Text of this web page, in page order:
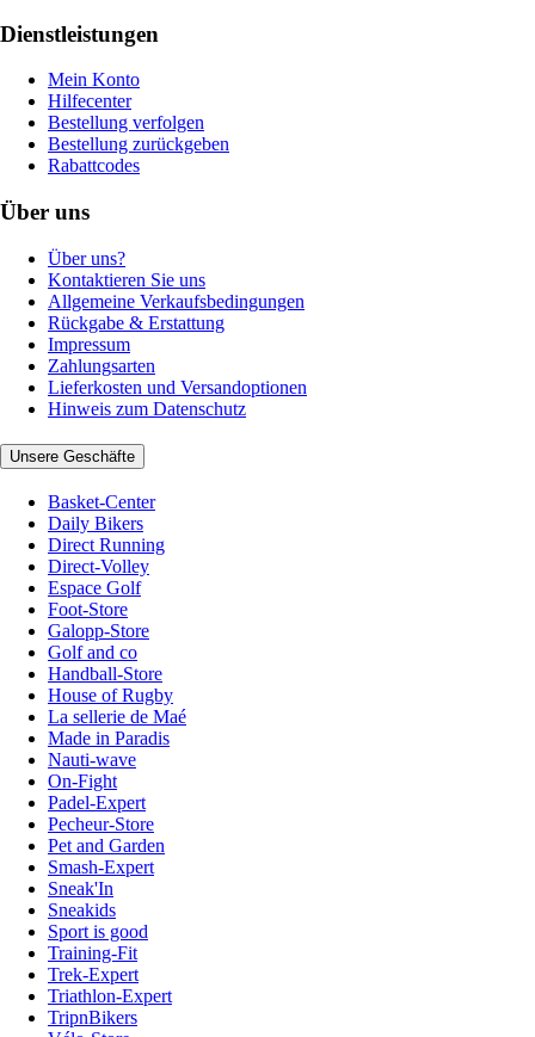
Dienstleistungen
Mein Konto
Hilfecenter
Bestellung verfolgen
Bestellung zurückgeben
Rabattcodes
Über uns
Über uns?
Kontaktieren Sie uns
Allgemeine Verkaufsbedingungen
Rückgabe & Erstattung
Impressum
Zahlungsarten
Lieferkosten und Versandoptionen
Hinweis zum Datenschutz
Unsere Geschäfte
Basket-Center
Daily Bikers
Direct Running
Direct-Volley
Espace Golf
Foot-Store
Galopp-Store
Golf and co
Handball-Store
House of Rugby
La sellerie de Maé
Made in Paradis
Nauti-wave
On-Fight
Padel-Expert
Pecheur-Store
Pet and Garden
Smash-Expert
Sneak'In
Sneakids
Sport is good
Training-Fit
Trek-Expert
Triathlon-Expert
TripnBikers